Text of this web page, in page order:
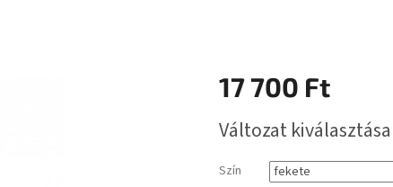
17 700 Ft
Változat kiválasztása
Szín